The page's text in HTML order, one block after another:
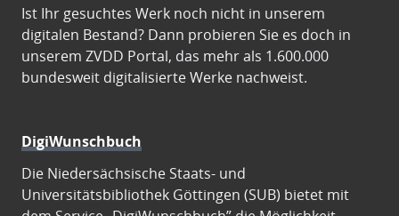
Ist Ihr gesuchtes Werk noch nicht in unserem
digitalen Bestand? Dann probieren Sie es doch in
unserem ZVDD Portal, das mehr als 1.600.000
bundesweit digitalisierte Werke nachweist.
DigiWunschbuch
Die Niedersächsische Staats- und
Universitätsbibliothek Göttingen (SUB) bietet mit